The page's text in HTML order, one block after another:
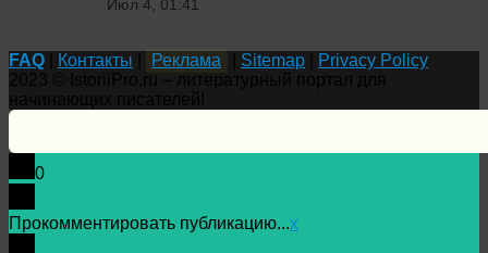
Июл 4, 01:41
FAQ Контакты Реклама Sitemap
Privacy Policy
0
Прокомментировать публикацию...x